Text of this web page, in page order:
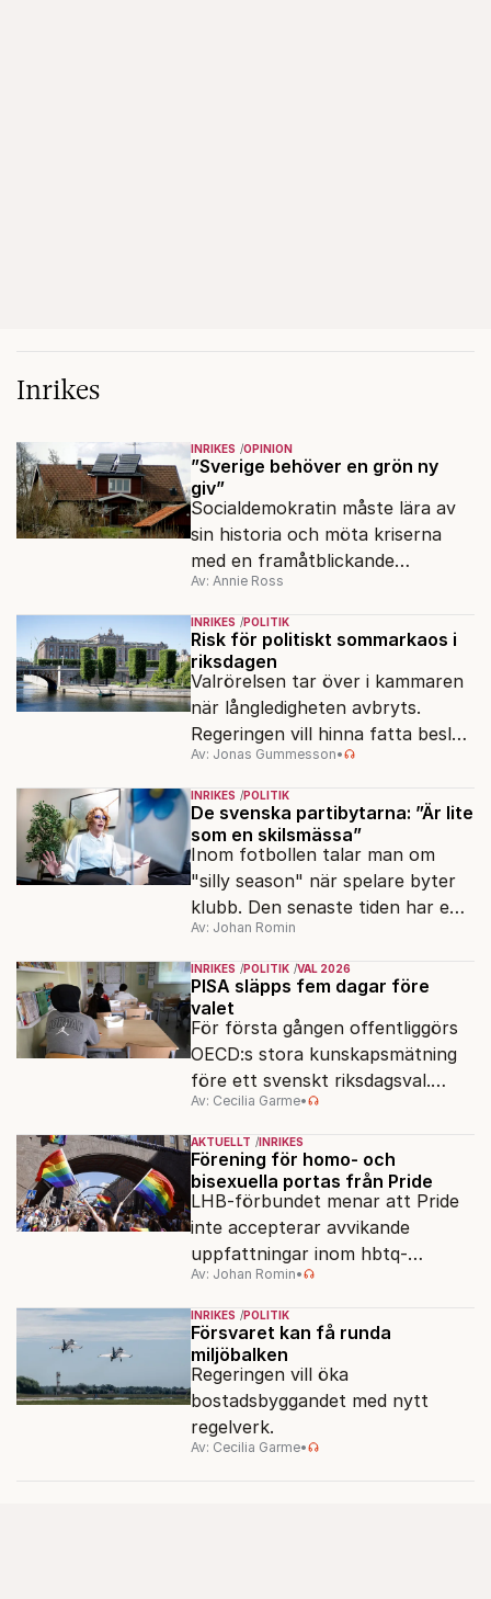
Inrikes
INRIKES OPINION
”Sverige behöver en grön ny
giv”
Socialdemokratin måste lära av
sin historia och möta kriserna
med en framåtblickande
strukturpolitik för att göra
Sverige långsiktigt hållbart,
jämlikt och kriståligt.
Av: Annie Ross
INRIKES POLITIK
Risk för politiskt sommarkaos i
riksdagen
Valrörelsen tar över i kammaren
när långledigheten avbryts.
Regeringen vill hinna fatta beslut
före valet – men oppositionen
ser sin chans att pressa
Tidösidan.
Av: Jonas Gummesson•
INRIKES POLITIK
De svenska partibytarna: ”Är lite
som en skilsmässa”
Inom fotbollen talar man om
"silly season" när spelare byter
klubb. Den senaste tiden har en
rad svenska politiker bytt parti –
men varför, och vad skiljer
partiernas interna kulturer åt?
Av: Johan Romin
INRIKES POLITIK VAL 2026
PISA släpps fem dagar före
valet
För första gången offentliggörs
OECD:s stora kunskapsmätning
före ett svenskt riksdagsval.
Resultatet kan ge skolfrågan ny
kraft under valrörelsens sista
dagar.
Av: Cecilia Garme•
AKTUELLT INRIKES
Förening för homo- och
bisexuella portas från Pride
LHB-förbundet menar att Pride
inte accepterar avvikande
uppfattningar inom hbtq-
rörelsen. "Vi har inga problem
med transpersoner", säger
ordföranden Linn Saarinen.
Av: Johan Romin•
INRIKES POLITIK
Försvaret kan få runda
miljöbalken
Regeringen vill öka
bostadsbyggandet med nytt
regelverk.
Av: Cecilia Garme•